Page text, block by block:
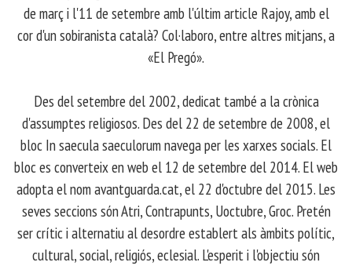
de març i l'11 de setembre amb l'últim article Rajoy, amb el
cor d'un sobiranista català? Col·laboro, entre altres mitjans, a
«El Pregó».
​ Des del setembre del 2002, dedicat també a la crònica
d'assumptes religiosos. Des del 22 de setembre de 2008, el
bloc In saecula saeculorum navega per les xarxes socials. El
bloc es converteix en web el 12 de setembre del 2014. El web
adopta el nom avantguarda.cat, el 22 d'octubre del 2015. Les
seves seccions són Atri, Contrapunts, Uoctubre, Groc. Pretén
ser crític i alternatiu al desordre establert als àmbits polític,
cultural, social, religiós, eclesial. L'esperit i l'objectiu són